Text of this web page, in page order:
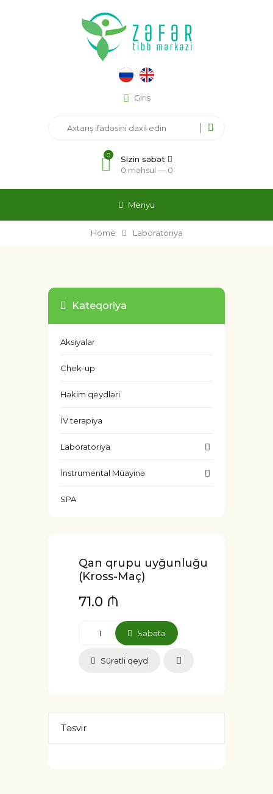
Giriş
0
Sizin səbət
0 məhsul — 0
Menyu
Home Laboratoriya
Kateqoriya
Aksiyalar
Chek-up
Həkim qeydləri
İV terapiya
Laboratoriya
İnstrumental Müayinə
SPA
Qan qrupu uyğunluğu
(Kross-Maç)
71.0 ₼
Səbətə
Sürətli qeyd
Təsvir